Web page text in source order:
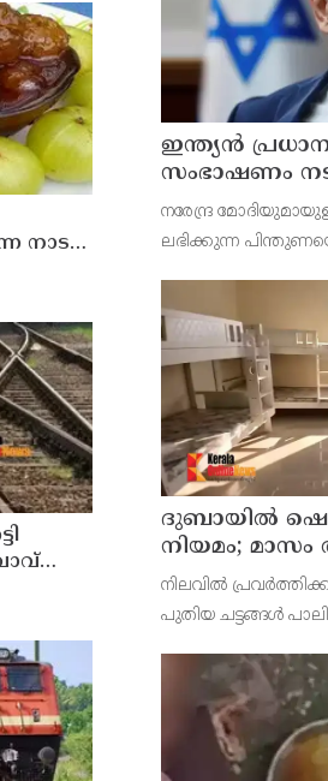
നാടൻ
ഇന്ത്യൻ
സംഭാഷണം
പ്രധാനമന്ത്രി
നരേന്ദ്ര
ലഭിക്കുന്ന
ദുബായില്‍
നിയമം;
പ്രാബല്യത്തില്‍
നിലവില്‍
പുതിയ ചട്ടങ്ങള്‍